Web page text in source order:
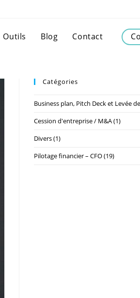
Outils Blog Contact
Catégories
Business plan, Pitch Deck et Levée
Cession d'entreprise / M&A(1)
Divers(1)
Pilotage financier – CFO(19)